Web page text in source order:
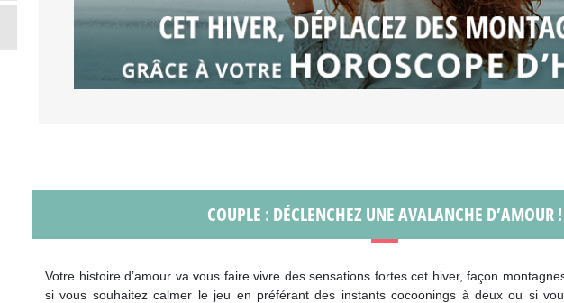
COUPLE : DÉCLENCHEZ UNE AVALANCHE D’AMOUR !
Votre histoire d’amour va vous faire vivre des sensations fortes cet hiver, façon
si vous souhaitez calmer le jeu en préférant des instants cocoonings à deux ou si